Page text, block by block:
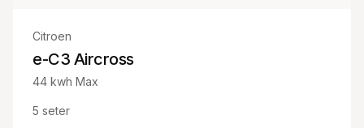
Citroen
e-C3 Aircross
44 kwh Max
5 seter